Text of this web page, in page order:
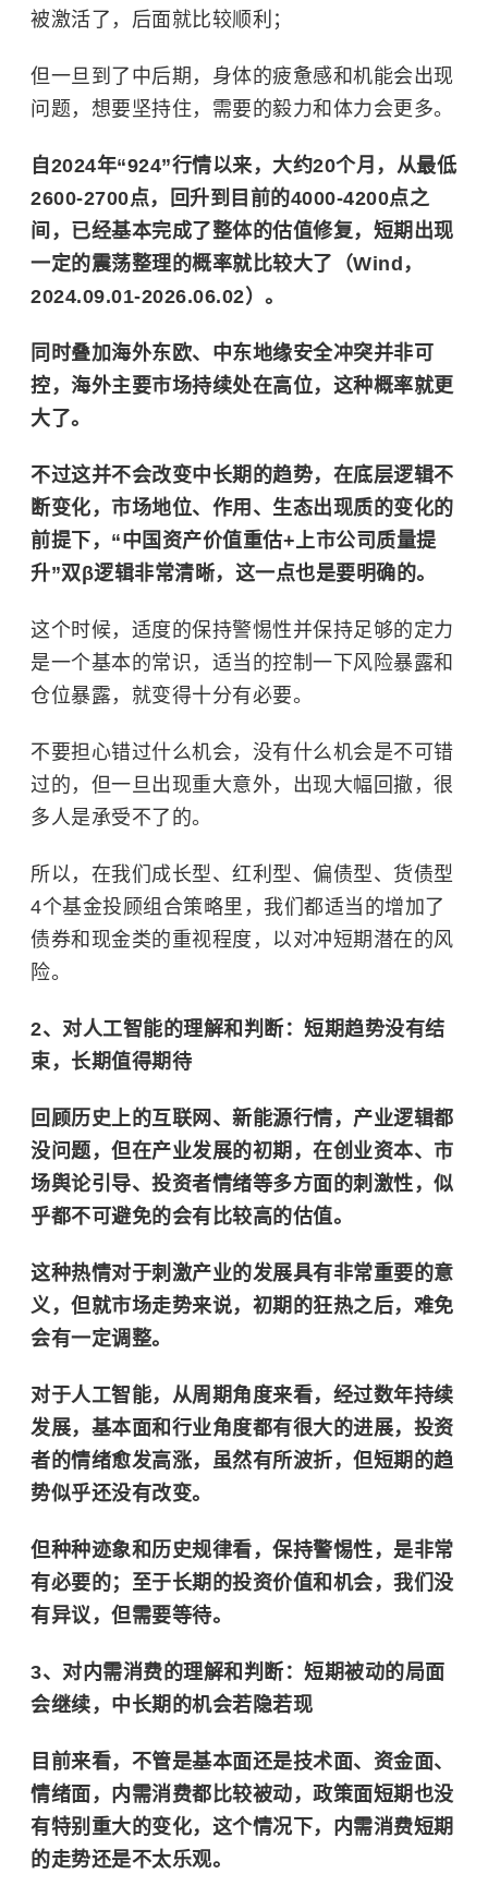
被激活了，后面就比较顺利；
但一旦到了中后期，身体的疲惫感和机能会出现
问题，想要坚持住，需要的毅力和体力会更多。
自2024年“924”行情以来，大约20个月，从最低
2600-2700点，回升到目前的4000-4200点之
间，已经基本完成了整体的估值修复，短期出现
一定的震荡整理的概率就比较大了（Wind，
2024.09.01-2026.06.02）。
同时叠加海外东欧、 中东地缘安全冲突并非可
控，海外主要市场持续处在高位，这种概率就更
大了。
不过这并不会改变中长期的趋势，在底层逻辑不
断变化，市场地位、作用、生态出现质的变化的
前提下，“中国资产价值重估+上市公司质量提
升”双β逻辑非常清晰，这一点也是要明确的。
这个时候，适度的保持警惕性并保持足够的定力
是一个基本的常识，适当的控制一下风险暴露和
仓位暴露，就变得十分有必要。
不要担心错过什么机会，没有什么机会是不可错
过的，但一旦出现重大意外，出现大幅回撤，很
多人是承受不了的。
所以，在我们成长型、红利型、偏债型、货债型
4个基金投顾组合策略里，我们都适当的增加了
债券和现金类的重视程度，以对冲短期潜在的风
险。
2、对人工智能的理解和判断：短期趋势没有结
束，长期值得期待
回顾历史上的互联网、新能源行情，产业逻辑都
没问题，但在产业发展的初期，在创业资本、市
场舆论引导、投资者情绪等多方面的刺激性，似
乎都不可避免的会有比较高的估值。
这种热情对于刺激产业的发展具有非常重要的意
义，但就市场走势来说，初期的狂热之后，难免
会有一定调整。
对于人工智能，从周期角度来看，经过数年持续
发展，基本面和行业角度都有很大的进展，投资
者的情绪愈发高涨，虽然有所波折，但短期的趋
势似乎还没有改变。
但种种迹象和历史规律看，保持警惕性，是非常
有必要的；至于长期的投资价值和机会，我们没
有异议，但需要等待。
3、对内需消费的理解和判断：短期被动的局面
会继续，中长期的机会若隐若现
目前来看，不管是基本面还是技术面、资金面、
情绪面，内需消费都比较被动，政策面短期也没
有特别重大的变化，这个情况下，内需消费短期
的走势还是不太乐观。